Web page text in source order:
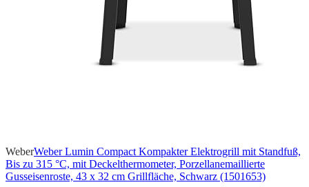
WeberWeber Lumin Compact Kompakter Elektrogrill mit Standfuß,
Bis zu 315 °C, mit Deckelthermometer, Porzellanemaillierte
Gusseisenroste, 43 x 32 cm Grillfläche, Schwarz (1501653)